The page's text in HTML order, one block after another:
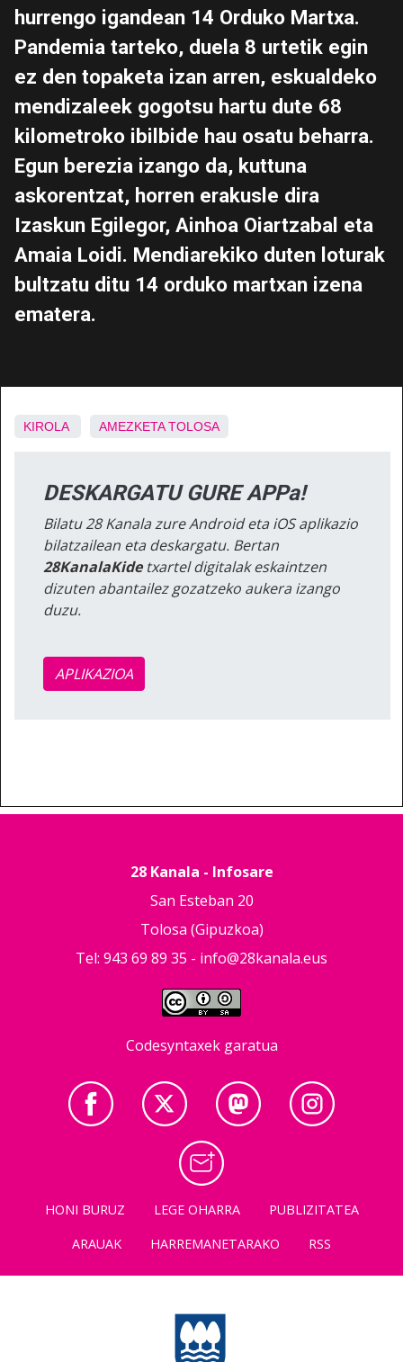
hurrengo igandean 14 Orduko Martxa.
Pandemia tarteko, duela 8 urtetik egin
ez den topaketa izan arren, eskualdeko
mendizaleek gogotsu hartu dute 68
kilometroko ibilbide hau osatu beharra.
Egun berezia izango da, kuttuna
askorentzat, horren erakusle dira
Izaskun Egilegor, Ainhoa Oiartzabal eta
Amaia Loidi. Mendiarekiko duten loturak
bultzatu ditu 14 orduko martxan izena
ematera.
KIROLA AMEZKETA TOLOSA
DESKARGATU GURE APPa!
Bilatu 28 Kanala zure Android eta iOS aplikazio
bilatzailean eta deskargatu. Bertan
28KanalaKidetxartel digitalak eskaintzen
dizuten abantailez gozatzeko aukera izango
duzu.
APLIKAZIOA
28 Kanala - Infosare
San Esteban 20
Tolosa (Gipuzkoa)
Tel: 943 69 89 35 - info@28kanala.eus
Codesyntaxek garatua
HONI BURUZ LEGE OHARRA
PUBLIZITATEA
ARAUAK
HARREMANETARAKO RSS